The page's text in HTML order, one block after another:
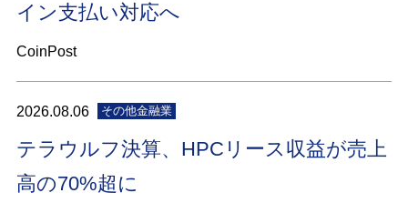
イン支払い対応へ
CoinPost
2026.08.06 その他金融業
テラウルフ決算、HPCリース収益が売上
高の70%超に